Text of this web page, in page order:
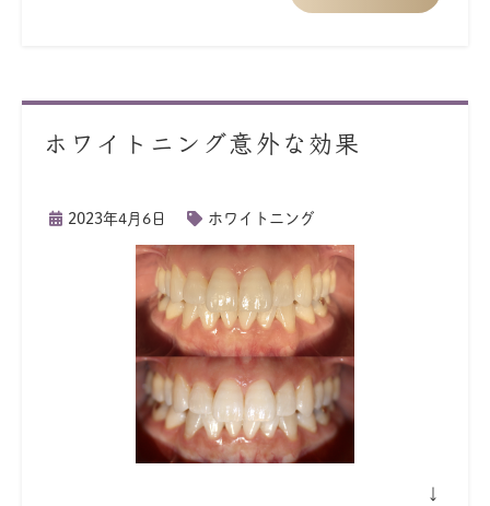
ホワイトニング意外な効果
2023年4月6日 ホワイトニング
↓